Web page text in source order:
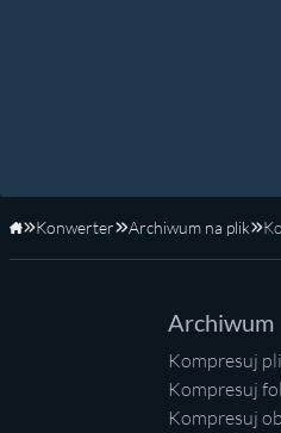
Strona główna
Konwerter Archiwum na plik
Archiwum
Kompresuj
Kompresuj
Kompresuj